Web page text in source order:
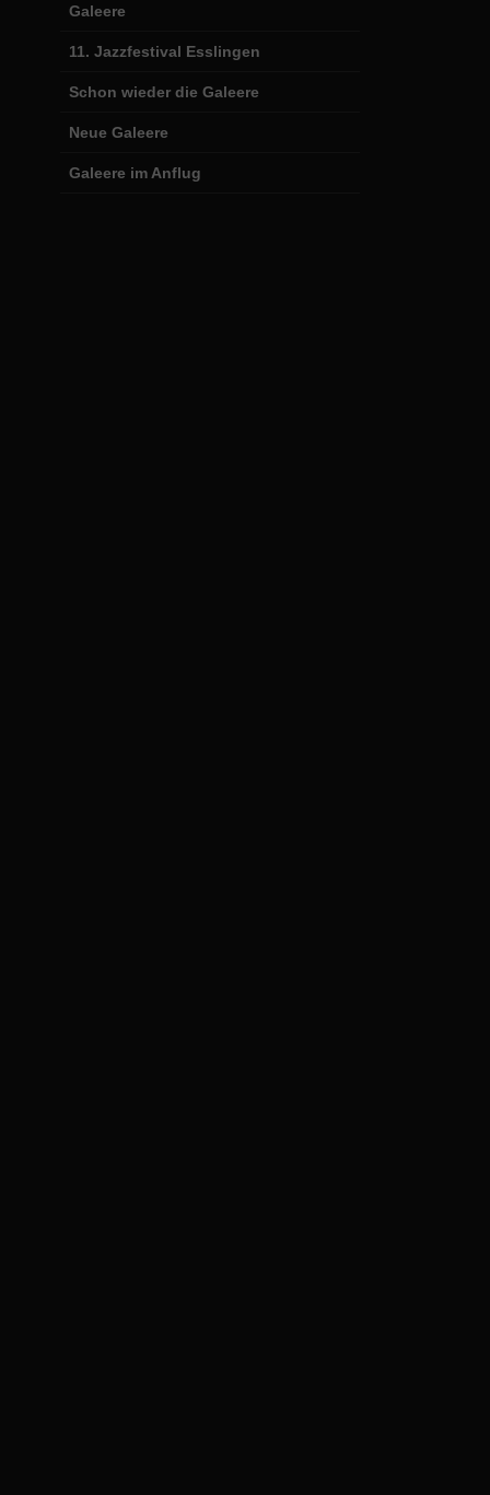
Galeere
11. Jazzfestival Esslingen
Schon wieder die Galeere
Neue Galeere
Galeere im Anflug